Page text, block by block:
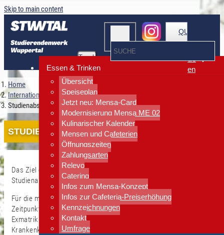
Skip to main content
Toggle
navigation
Essen & Trinken
Übersicht
Speiseplan
Jetzt neu: Mensa-Card
Modernisierung Mensa ME 02
Kulinarischer Kalender
Mensen und Cafeterien
Öffnungszeiten
Zahlungsarten
Relevo
Catering
Infos zum Mensa-Konzept
Infos zur Cafeteria-Preiserhöhung
Kennzeichnungen
Kontakt
Umfrage
QUICKLINKS
de
en
Home
Internationales
Studienabschluss / Ausreise
STUDIENABSCHLUSS / AUSREISE
Das Ziel eines jeden Studierenden - der erfolgreiche
Studienabschluss!
Für die meisten international Studierenden kommt dann der
Zeitpunkt der Abreise. Haben Sie im Blick, dass mit der
Exmatrikulation viele Vergünstigungen weg fallen: Die
Krankenkasse wird von einem auf den anderen Tag teurer, und